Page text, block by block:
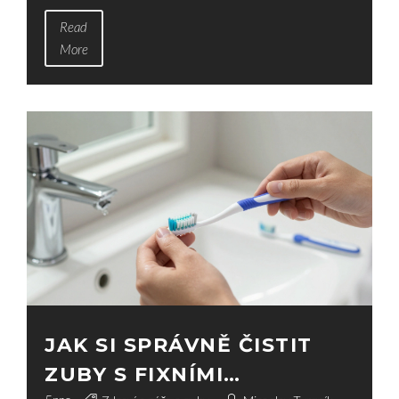
fixními rovnátky pro dospělé nejlepší investice do
zdraví úst.
Read
More
JAK SI SPRÁVNĚ ČISTIT
ZUBY S FIXNÍMI